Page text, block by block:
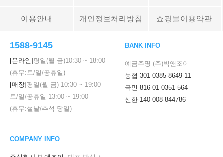
이용안내 개인정보처리방침 쇼핑몰이용약관
1588-9145
[온라인]평일(월-금)10:30 ~ 18:00
(휴무:토/일/공휴일)
[매장]평일(월-금) 10:30 ~ 19:00
토/일/공휴일 13:00 ~ 19:00
(휴무:설날/추석 당일)
BANK INFO
예금주명 (주)빅앤조이
농협 301-0385-8649-11
국민 816-01-0351-564
신한 140-008-844786
COMPANY INFO